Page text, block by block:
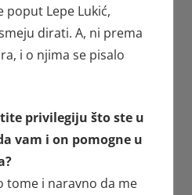
poput Lepe Lukić,
dirati. A, ni prema
i o njima se pisalo
privilegiju što ste u
vam i on pomogne u
tome i naravno da me